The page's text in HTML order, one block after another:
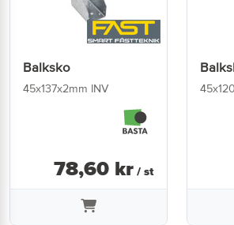
Balksko
45x137x2mm INV
78,60 kr / st